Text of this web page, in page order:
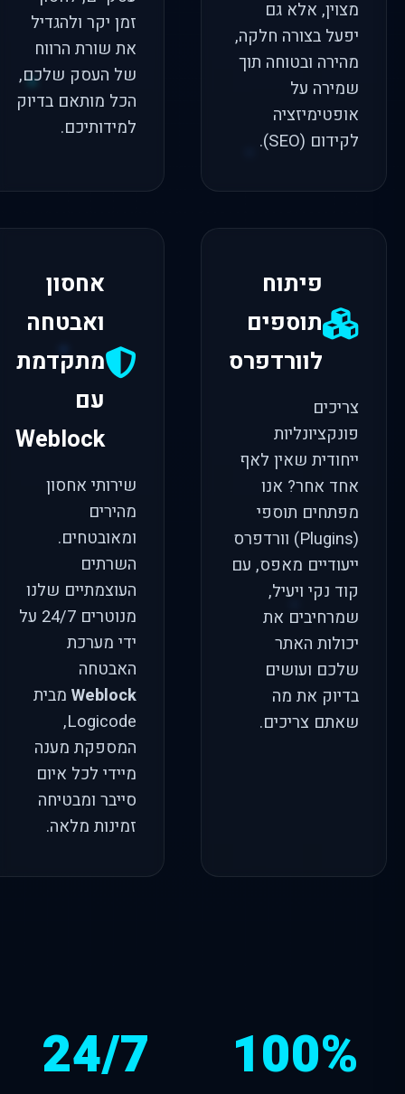
מצוין, אלא גם
יפעל בצורה חלקה,
מהירה ובטוחה תוך
שמירה על
אופטימיזציה
לקידום (SEO).
זמן יקר ולהגדיל
את שורת הרווח
של העסק שלכם,
הכל מותאם בדיוק
למידותיכם.
פיתוח
תוספים
לוורדפרס
צריכים
פונקציונליות
ייחודית שאין לאף
אחד אחר? אנו
מפתחים תוספי
(Plugins) וורדפרס
ייעודיים מאפס, עם
קוד נקי ויעיל,
שמרחיבים את
יכולות האתר
שלכם ועושים
בדיוק את מה
שאתם צריכים.
אחסון
ואבטחה
מתקדמת
עם
Weblock
שירותי אחסון
מהירים
ומאובטחים.
השרתים
העוצמתיים שלנו
מנוטרים 24/7 על
ידי מערכת
האבטחה
Weblock מבית
Logicode,
המספקת מענה
מיידי לכל איום
סייבר ומבטיחה
זמינות מלאה.
100%
24/7